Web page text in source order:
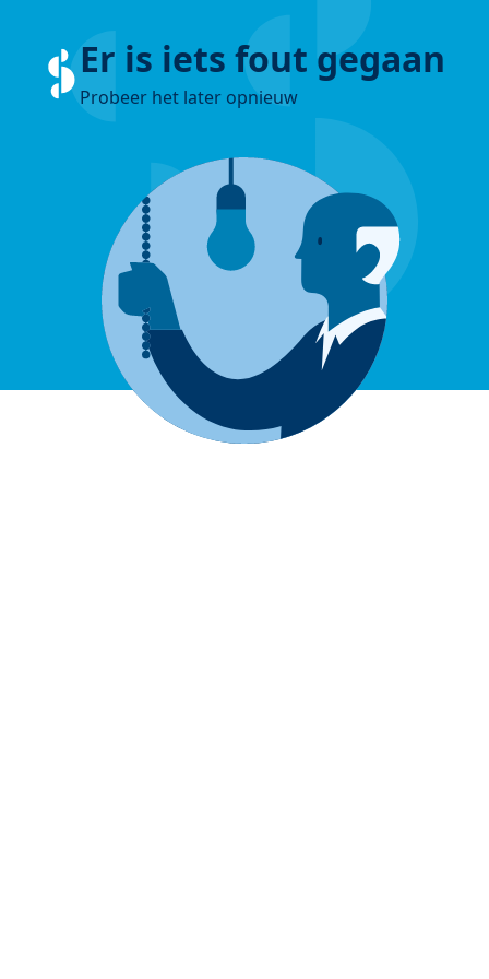
Er is iets fout gegaan
Probeer het later opnieuw